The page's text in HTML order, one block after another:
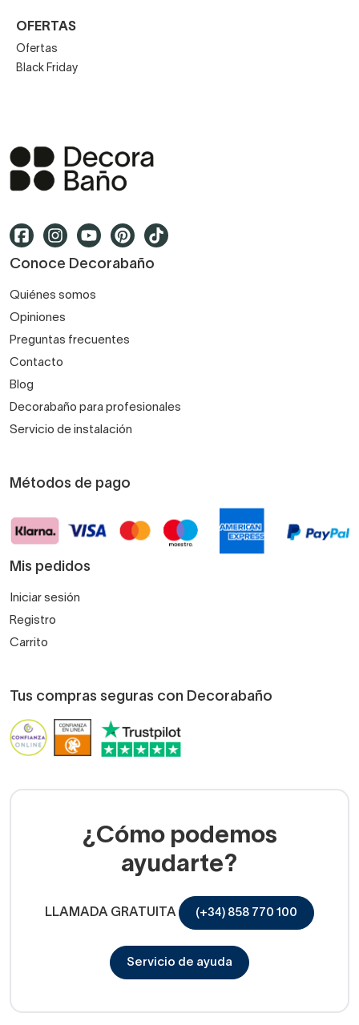
OFERTAS
Ofertas
Black Friday
Conoce Decorabaño
Quiénes somos
Opiniones
Preguntas frecuentes
Contacto
Blog
Decorabaño para profesionales
Servicio de instalación
Métodos de pago
Mis pedidos
Iniciar sesión
Registro
Carrito
Tus compras seguras con Decorabaño
¿Cómo podemos
ayudarte?
LLAMADA GRATUITA (+34) 858 770 100
Servicio de ayuda